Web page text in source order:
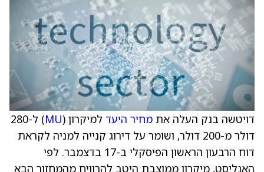
דויטשה בנק העלה את מחיר היעד למיקרון (MU
) ל-280
דולר מ-200 דולר, ושומר על דירוג קנייה למניה לקראת
דוח הרבעון הראשון הפיסקלי ב-17 בדצמבר. לפי
האנליסט, מיקרון ממוצבת היטב להרוויח מהמחזור הבא